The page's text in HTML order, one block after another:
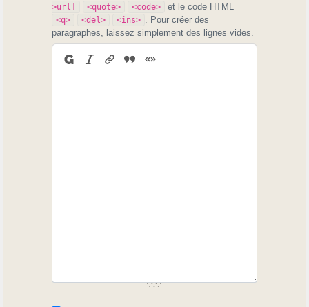
>url]
<quote> <code> et le code HTML
<q> <del> <ins>
. Pour créer des
paragraphes, laissez simplement des lignes vides.